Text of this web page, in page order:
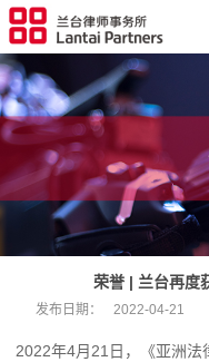
荣誉 | 兰台再度
发布日期： 2022-04-21
2022年4月21日，《亚洲法